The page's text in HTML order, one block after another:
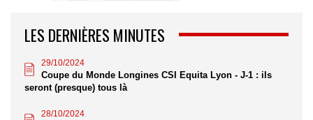
LES DERNIÈRES MINUTES
29/10/2024
Coupe du Monde Longines CSI Equita Lyon - J-1 : ils
seront (presque) tous là
28/10/2024